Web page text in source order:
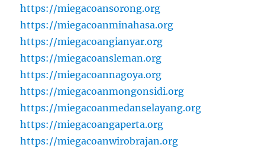
https://miegacoansorong.org
https://miegacoanminahasa.org
https://miegacoangianyar.org
https://miegacoansleman.org
https://miegacoannagoya.org
https://miegacoanmongonsidi.org
https://miegacoanmedanselayang.org
https://miegacoangaperta.org
https://miegacoanwirobrajan.org